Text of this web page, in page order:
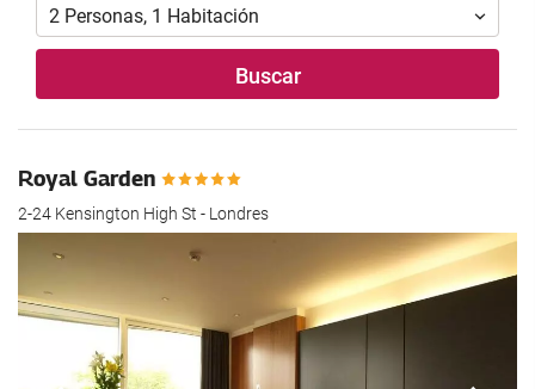
búsqueda
de
para
realizar
2 Personas, 1 Habitación
Buscar
Royal Garden
2-24 Kensington High St - Londres